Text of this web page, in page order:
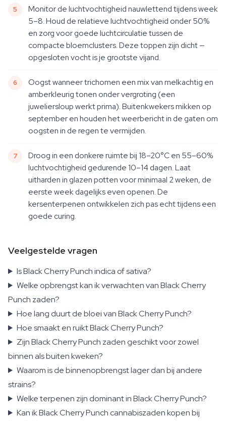
Monitor de luchtvochtigheid nauwlettend tijdens week
5–8. Houd de relatieve luchtvochtigheid onder 50%
en zorg voor goede luchtcirculatie tussen de
compacte bloemclusters. Deze toppen zijn dicht —
opgesloten vocht is je grootste vijand.
Oogst wanneer trichomen een mix van melkachtig en
amberkleurig tonen onder vergroting (een
juweliersloup werkt prima). Buitenkwekers mikken op
september en houden het weerbericht in de gaten om
oogsten in de regen te vermijden.
Droog in een donkere ruimte bij 18–20°C en 55–60%
luchtvochtigheid gedurende 10–14 dagen. Laat
uitharden in glazen potten voor minimaal 2 weken, de
eerste week dagelijks even openen. De
kersenterpenen ontwikkelen zich pas echt tijdens een
goede curing.
Veelgestelde vragen
Is Black Cherry Punch indica of sativa?
Welke opbrengst kan ik verwachten van Black Cherry
Punch zaden?
Hoe lang duurt de bloei van Black Cherry Punch?
Hoe smaakt en ruikt Black Cherry Punch?
Zijn Black Cherry Punch zaden geschikt voor zowel
binnen als buiten kweken?
Waarom is de binnenopbrengst lager dan bij andere
strains?
Welke terpenen zijn dominant in Black Cherry Punch?
Kan ik Black Cherry Punch cannabiszaden kopen bij